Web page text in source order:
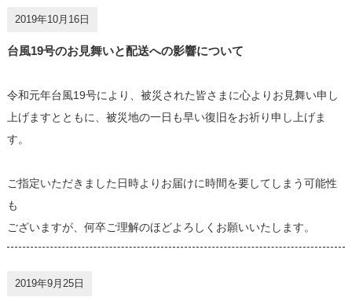
2019年10月16日
台風19号のお見舞いと配送への影響について
令和元年台風19号により、被災された皆さまに心よりお見舞い申し
上げますとともに、被災地の一日も早い復旧をお祈り申し上げま
す。
ご指定いただきました日時よりお届けに時間を要してしまう可能性
も
ございますが、何卒ご理解のほどよろしくお願いいたします。
2019年9月25日